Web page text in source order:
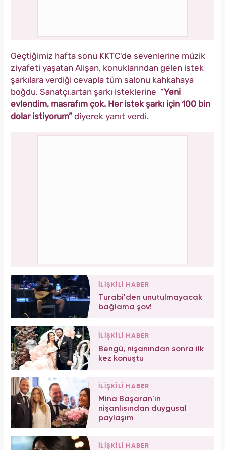
Geçtiğimiz hafta sonu KKTC'de sevenlerine müzik
ziyafeti yaşatan Alişan, konuklarından gelen istek
şarkılara verdiği cevapla tüm salonu kahkahaya
boğdu. Sanatçı,artan şarkı isteklerine “Yeni
evlendim, masrafım çok. Her istek şarkı için 100 bin
dolar istiyorum” diyerek yanıt verdi.
İLİŞKİLİ HABER
Turabi'den unutulmayacak
bağlama şov!
İLİŞKİLİ HABER
Bengü, nişanından sonra ilk
kez konuştu
İLİŞKİLİ HABER
Mina Başaran'ın
nişanlısından duygusal
paylaşım
İLİŞKİLİ HABER